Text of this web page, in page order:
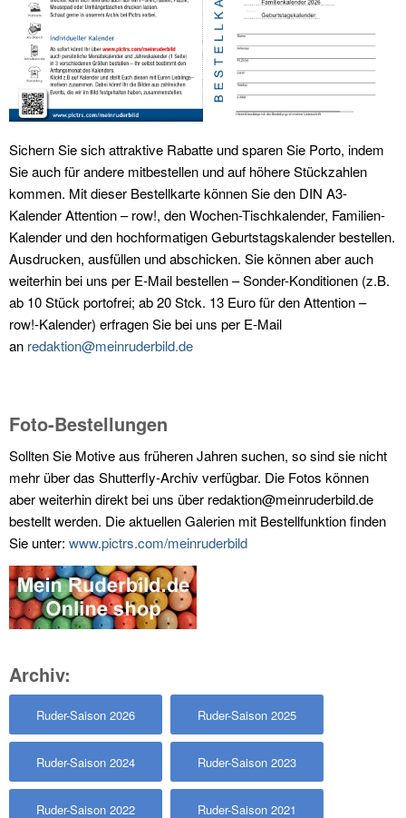
Sichern Sie sich attraktive Rabatte und sparen Sie Porto, indem
Sie auch für andere mitbestellen und auf höhere Stückzahlen
kommen. Mit dieser Bestellkarte können Sie den DIN A3-
Kalender Attention – row!, den Wochen-Tischkalender, Familien-
Kalender und den hochformatigen Geburtstagskalender bestellen.
Ausdrucken, ausfüllen und abschicken. Sie können aber auch
weiterhin bei uns per E-Mail bestellen – Sonder-Konditionen (z.B.
ab 10 Stück portofrei; ab 20 Stck. 13 Euro für den Attention –
row!-Kalender) erfragen Sie bei uns per E-Mail
an redaktion@meinruderbild.de
Foto-Bestellungen
Sollten Sie Motive aus früheren Jahren suchen, so sind sie nicht
mehr über das Shutterfly-Archiv verfügbar. Die Fotos können
aber weiterhin direkt bei uns über redaktion@meinruderbild.de
bestellt werden. Die aktuellen Galerien mit Bestellfunktion finden
Sie unter: www.pictrs.com/meinruderbild
Archiv:
Ruder-Saison 2026 Ruder-Saison 2025
Ruder-Saison 2024 Ruder-Saison 2023
Ruder-Saison 2022 Ruder-Saison 2021